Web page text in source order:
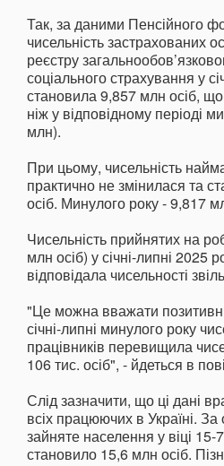
Так, за даними Пенсійного
чисельність застрахованих
реєстру
соціального страхування у
становила 9,857 млн осіб,
ніж у відповідному періоді
млн).
При цьому, чисельність
практично не змінилася та
осіб. Минулого року - 9,817
Чисельність прийнятих на
млн осіб) у січні-липні 2025
відповідала чисельності
"Це можна вважати
січні-липні минулого року
працівників перевищила
106 тис. осіб", - йдеться в
Слід зазначити, що ці дані
всіх працюючих в Україні.
зайняте населення у віці 15-
становило 15,6 млн осіб.